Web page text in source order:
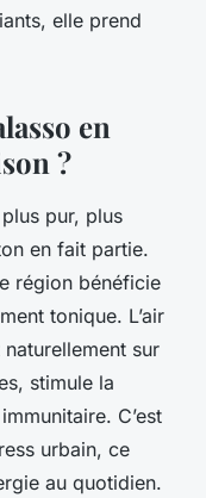
elle prend
en
?
pur, plus
en fait partie.
région bénéficie
tonique. L’air
sur
stimule la
C’est
urbain, ce
au quotidien.